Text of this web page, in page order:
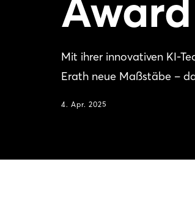
Award
Mit ihrer innovativen KI-
Erath neue Maßstäbe –
4. Apr. 2025